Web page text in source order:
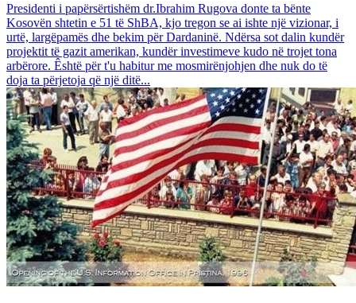
Presidenti i papërsërtishëm dr.Ibrahim Rugova donte ta bënte
Kosovën shtetin e 51 të ShBA, kjo tregon se ai ishte një vizionar, i
urtë, largëpamës dhe bekim për Dardaninë. Ndërsa sot dalin kundër
projektit të gazit amerikan, kundër investimeve kudo në trojet tona
arbërore. Êshtë për t'u habitur me mosmirënjohjen dhe nuk do të
doja ta përjetoja që një ditë...